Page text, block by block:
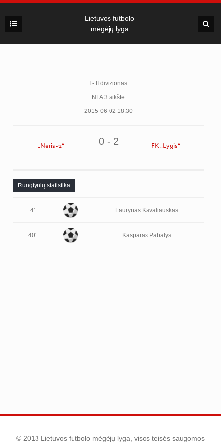
Lietuvos futbolo
mėgėjų lyga
I - II divizionas
NFA 3 aikštė
2015-06-02 18:30
0 - 2
„Neris-2“ FK „Lygis“
Rungtynių statistika
4' Laurynas Kavaliauskas
40' Kasparas Pabalys
© 2013 Lietuvos futbolo mėgėjų lyga, visos teisės saugomos